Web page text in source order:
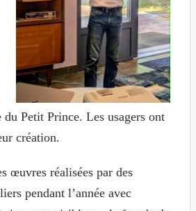
du Petit Prince. Les usagers ont
création.
œuvres réalisées par des
pendant l’année avec